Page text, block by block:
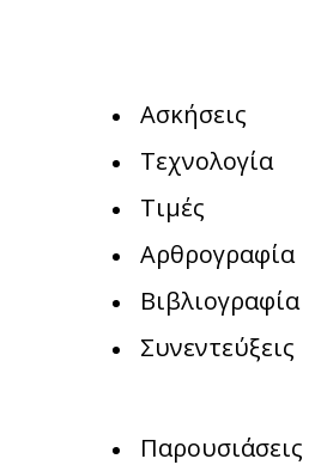
Ασκήσεις
Τεχνολογία
Τιμές
Αρθρογραφία
Βιβλιογραφία
Συνεντεύξεις
Παρουσιάσεις